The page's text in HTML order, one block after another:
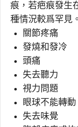
痕，若疤痕發生
種情況較爲罕見
關節疼痛
發燒和發冷
頭痛
失去聽力
視力問題
眼球不能轉動
失去味覺